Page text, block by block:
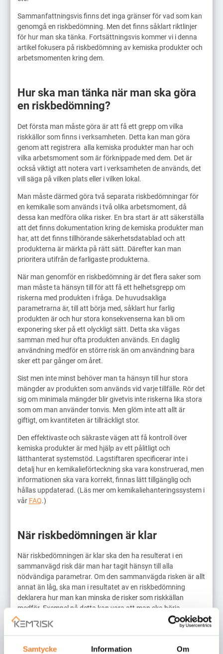
Samtycke Information Om
Sammanfattningsvis finns det inga gränser för vad som kan
genomgå en riskbedömning. Men det finns såklart riktlinjer
för hur man ska tänka. Fortsättningsvis kommer vi i denna
artikel fokusera på riskbedömning av kemiska produkter och
arbetsmomenten kring dem.
Hur ska man tänka när man ska göra
en riskbedömning?
Det första man måste göra är att få ett grepp om vilka
riskkällor som finns i verksamheten. Detta kan man göra
genom att registrera alla kemiska produkter man har och
vilka arbetsmoment som är förknippade med dem. Det är
också viktigt att notera vart i verksamheten de används, det
vill säga på vilken plats eller i vilken lokal.
Man måste därmed göra två separata riskbedömningar för
en kemikalie som används i två olika arbetsmoment, då
dessa kan medföra olika risker. En bra start är att säkerställa
att det finns dokumentation kring de kemiska produkter man
har, att det finns tillhörande säkerhetsdatablad och att
produkterna är märkta på rätt sätt. Därefter kan man
prioritera utifrån de farligaste produkterna.
När man genomför en riskbedömning är det flera saker som
man måste ta hänsyn till för att få ett helhetsgrepp om
riskerna med produkten i fråga. De huvudsakliga
parametrarna är, till att börja med, såklart hur farlig
produkten är och hur stora konsekvenserna kan bli om
exponering sker på ett olyckligt sätt. Detta ska vägas
samman med hur ofta produkten används. En daglig
användning medför en större risk än om användning bara
sker ett par gånger om året.
Sist men inte minst behöver man ta hänsyn till hur stora
mängder av produkten som används vid varje tillfälle. Rör det
sig om minimala mängder blir givetvis inte riskerna lika stora
som om man använder tonvis. Men glöm inte att allt är
giftigt, om kvantiteten är tillräckligt stor.
Den effektivaste och säkraste vägen att få kontroll över
kemiska produkter är med hjälp av ett pålitligt och
lätthanterat systemstöd. Lagstiftaren specificerar inte i
detalj hur en kemikalieförteckning ska vara konstruerad, men
informationen ska vara korrekt, finnas lätt tillgänglig och
hållas uppdaterad. (Läs mer om kemikaliehanteringssystem i
vår FAQ.)
När riskbedömningen är klar
När riskbedömningen är klar ska den ha resulterat i en
sammanvägd risk där man har tagit hänsyn till alla
nödvändiga parametrar. Om den sammanvägda risken är allt
annat än låg, ska man i resultatet av en riskbedömning
deklarera hur man kan minska de risker som riskkällan
medför. Exempel på detta kan vara att man ska börja
använda skyddskläder i större utsträckning eller förbättra
ventilationen.
Om den sammanvägda risken är så pass hög att den medför